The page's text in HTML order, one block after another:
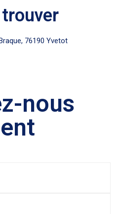
76190 Yvetot
nous